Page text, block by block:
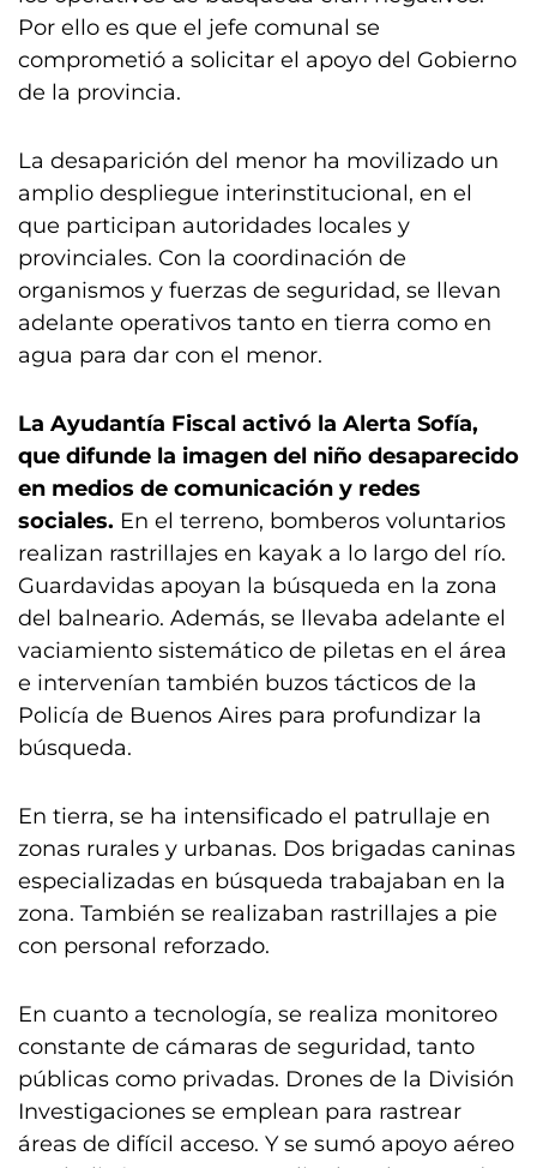
Por ello es que el jefe comunal se
comprometió a solicitar el apoyo del Gobierno
de la provincia.
La desaparición del menor ha movilizado un
amplio despliegue interinstitucional, en el
que participan autoridades locales y
provinciales. Con la coordinación de
organismos y fuerzas de seguridad, se llevan
adelante operativos tanto en tierra como en
agua para dar con el menor.
La Ayudantía Fiscal activó la Alerta Sofía,
que difunde la imagen del niño desaparecido
en medios de comunicación y redes
sociales. En el terreno, bomberos voluntarios
realizan rastrillajes en kayak a lo largo del río.
Guardavidas apoyan la búsqueda en la zona
del balneario. Además, se llevaba adelante el
vaciamiento sistemático de piletas en el área
e intervenían también buzos tácticos de la
Policía de Buenos Aires para profundizar la
búsqueda.
En tierra, se ha intensificado el patrullaje en
zonas rurales y urbanas. Dos brigadas caninas
especializadas en búsqueda trabajaban en la
zona. También se realizaban rastrillajes a pie
con personal reforzado.
En cuanto a tecnología, se realiza monitoreo
constante de cámaras de seguridad, tanto
públicas como privadas. Drones de la División
Investigaciones se emplean para rastrear
áreas de difícil acceso. Y se sumó apoyo aéreo